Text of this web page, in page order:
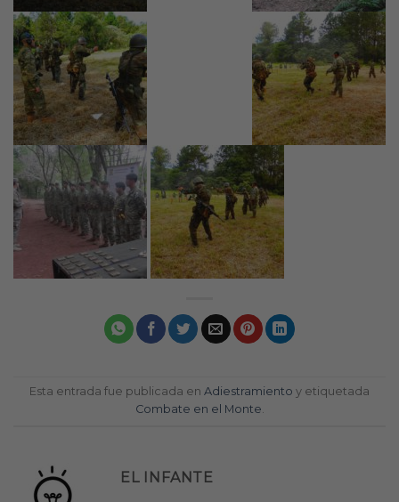
Esta entrada fue publicada en Adiestramiento y etiquetada
Combate en el Monte.
EL INFANTE